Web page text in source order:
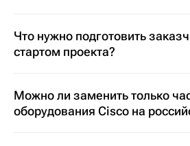
Что нужно подготовить
стартом проекта?
Можно ли заменить только
оборудования Cisco на